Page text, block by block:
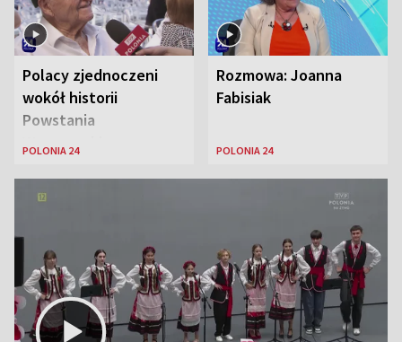
Polacy zjednoczeni
wokół historii
Powstania
Warszawskiego
POLONIA 24
Rozmowa: Joanna
Fabisiak
POLONIA 24